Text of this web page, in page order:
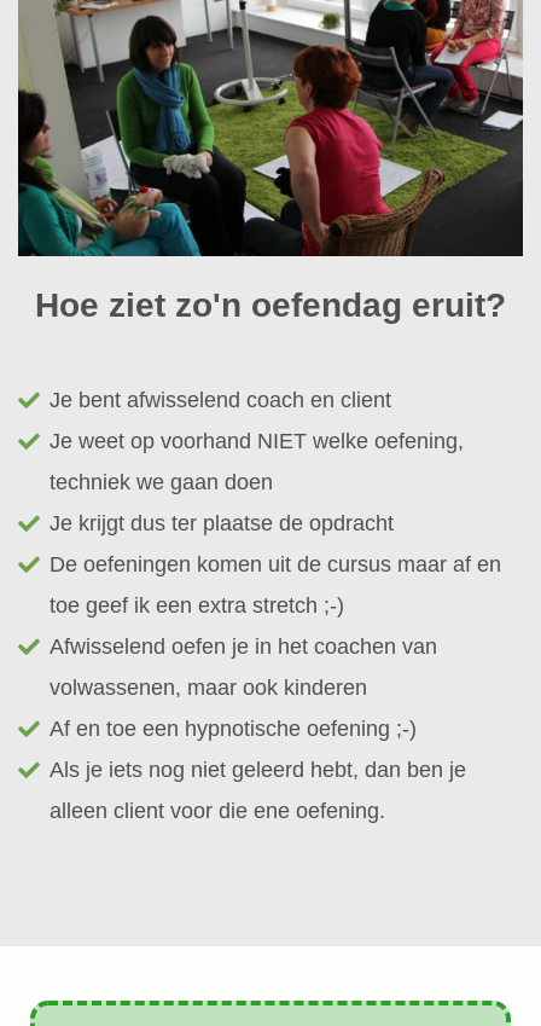
Hoe ziet zo'n oefendag eruit?
Je bent afwisselend coach en client
Je weet op voorhand NIET welke oefening,
techniek we gaan doen
Je krijgt dus ter plaatse de opdracht
De oefeningen komen uit de cursus maar af en
toe geef ik een extra stretch ;-)
Afwisselend oefen je in het coachen van
volwassenen, maar ook kinderen
Af en toe een hypnotische oefening ;-)
Als je iets nog niet geleerd hebt, dan ben je
alleen client voor die ene oefening.